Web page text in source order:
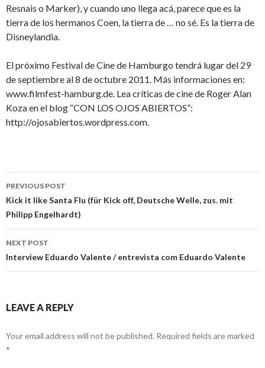
Resnais o Marker), y cuando uno llega acá, parece que es la
tierra de los hermanos Coen, la tierra de … no sé. Es la tierra de
Disneylandia.
El próximo Festival de Cine de Hamburgo tendrá lugar del 29
de septiembre al 8 de octubre 2011. Más informaciones en:
www.filmfest-hamburg.de. Lea críticas de cine de Roger Alan
Koza en el blog “CON LOS OJOS ABIERTOS”:
http://ojosabiertos.wordpress.com.
Post
navigation
PREVIOUS POST
Kick it like Santa Flu (für Kick off, Deutsche Welle, zus. mit
Philipp Engelhardt)
NEXT POST
Interview Eduardo Valente / entrevista com Eduardo Valente
LEAVE A REPLY
Your email address will not be published. Required fields are marked
*